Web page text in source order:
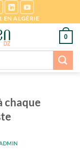
EN ALGÉRIE
0
chaque